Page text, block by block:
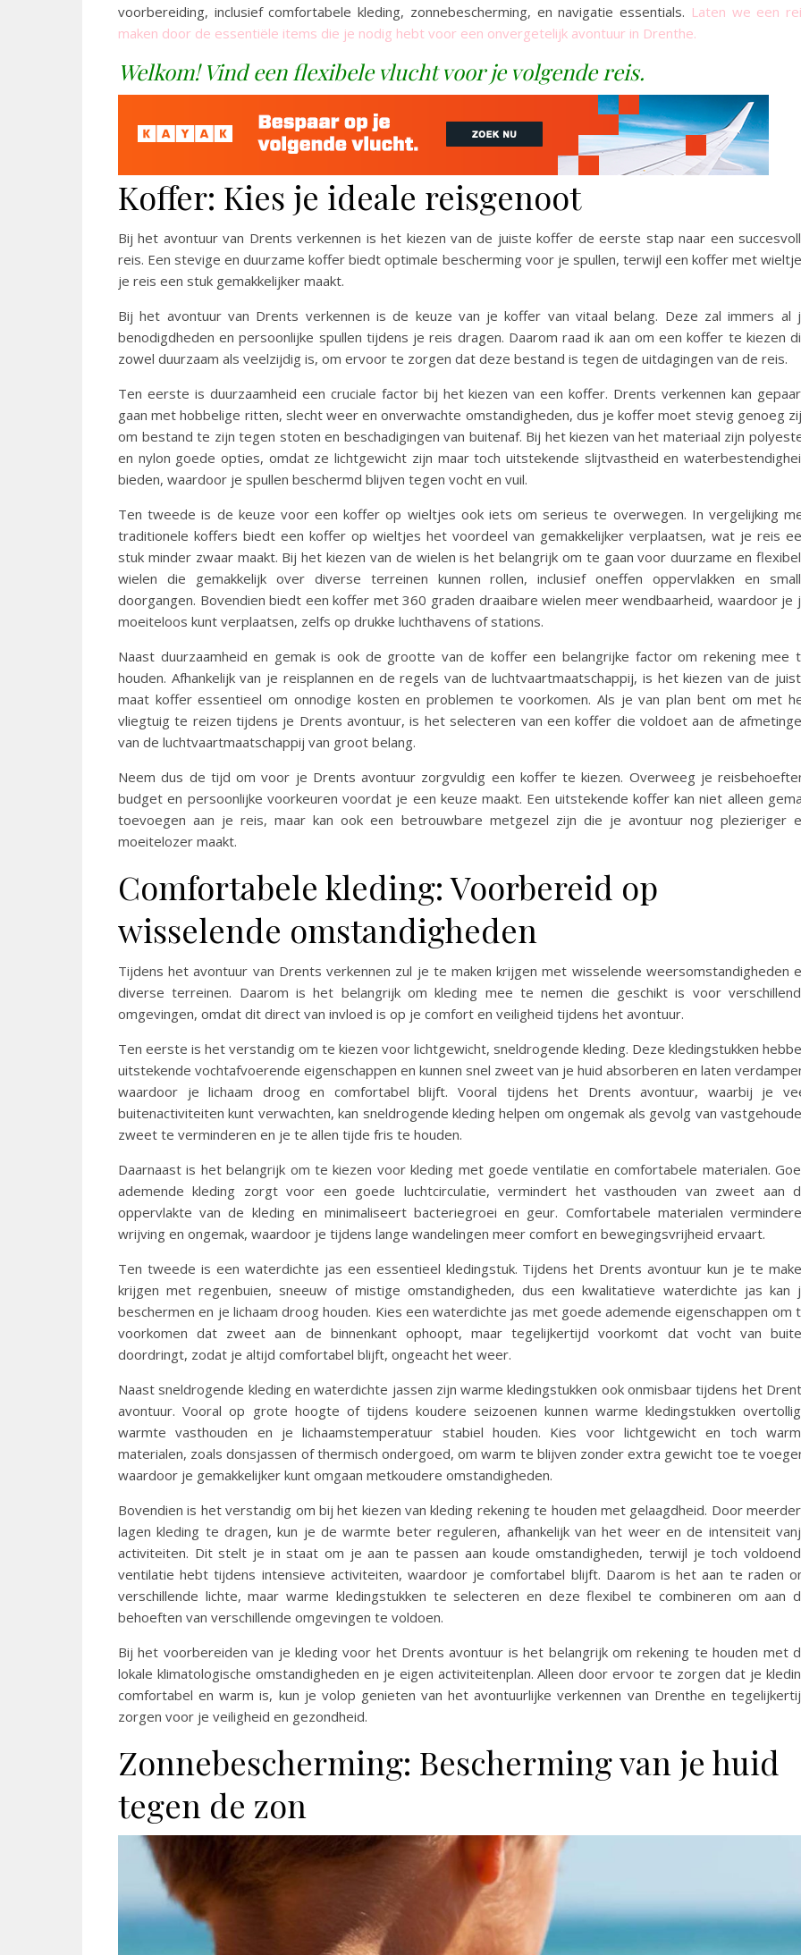
voorbereiding, inclusief comfortabele kleding, zonnebescherming, en navigatie essentials. Laten we een
maken door de essentiële items die je nodig hebt voor een onvergetelijk avontuur in Drenthe.
Welkom! Vind een flexibele vlucht voor je volgende reis.
Koffer: Kies je ideale reisgenoot
Bij het avontuur van Drents verkennen is het kiezen van de juiste koffer de eerste stap naar een
reis. Een stevige en duurzame koffer biedt optimale bescherming voor je spullen, terwijl een koffer met
je reis een stuk gemakkelijker maakt.
Bij het avontuur van Drents verkennen is de keuze van je koffer van vitaal belang. Deze zal immers al
benodigdheden en persoonlijke spullen tijdens je reis dragen. Daarom raad ik aan om een koffer te kiezen
zowel duurzaam als veelzijdig is, om ervoor te zorgen dat deze bestand is tegen de uitdagingen van de reis.
Ten eerste is duurzaamheid een cruciale factor bij het kiezen van een koffer. Drents verkennen kan
gaan met hobbelige ritten, slecht weer en onverwachte omstandigheden, dus je koffer moet stevig genoeg
om bestand te zijn tegen stoten en beschadigingen van buitenaf. Bij het kiezen van het materiaal zijn
en nylon goede opties, omdat ze lichtgewicht zijn maar toch uitstekende slijtvastheid en
bieden, waardoor je spullen beschermd blijven tegen vocht en vuil.
Ten tweede is de keuze voor een koffer op wieltjes ook iets om serieus te overwegen. In vergelijking
traditionele koffers biedt een koffer op wieltjes het voordeel van gemakkelijker verplaatsen, wat je reis
stuk minder zwaar maakt. Bij het kiezen van de wielen is het belangrijk om te gaan voor duurzame en
wielen die gemakkelijk over diverse terreinen kunnen rollen, inclusief oneffen oppervlakken en
doorgangen. Bovendien biedt een koffer met 360 graden draaibare wielen meer wendbaarheid, waardoor je
moeiteloos kunt verplaatsen, zelfs op drukke luchthavens of stations.
Naast duurzaamheid en gemak is ook de grootte van de koffer een belangrijke factor om rekening mee
houden. Afhankelijk van je reisplannen en de regels van de luchtvaartmaatschappij, is het kiezen van de
maat koffer essentieel om onnodige kosten en problemen te voorkomen. Als je van plan bent om met
vliegtuig te reizen tijdens je Drents avontuur, is het selecteren van een koffer die voldoet aan de
van de luchtvaartmaatschappij van groot belang.
Neem dus de tijd om voor je Drents avontuur zorgvuldig een koffer te kiezen. Overweeg je
budget en persoonlijke voorkeuren voordat je een keuze maakt. Een uitstekende koffer kan niet alleen
toevoegen aan je reis, maar kan ook een betrouwbare metgezel zijn die je avontuur nog plezieriger
moeitelozer maakt.
Comfortabele kleding: Voorbereid op
wisselende omstandigheden
Tijdens het avontuur van Drents verkennen zul je te maken krijgen met wisselende weersomstandigheden
diverse terreinen. Daarom is het belangrijk om kleding mee te nemen die geschikt is voor
omgevingen, omdat dit direct van invloed is op je comfort en veiligheid tijdens het avontuur.
Ten eerste is het verstandig om te kiezen voor lichtgewicht, sneldrogende kleding. Deze kledingstukken
uitstekende vochtafvoerende eigenschappen en kunnen snel zweet van je huid absorberen en laten
waardoor je lichaam droog en comfortabel blijft. Vooral tijdens het Drents avontuur, waarbij je
buitenactiviteiten kunt verwachten, kan sneldrogende kleding helpen om ongemak als gevolg van
zweet te verminderen en je te allen tijde fris te houden.
Daarnaast is het belangrijk om te kiezen voor kleding met goede ventilatie en comfortabele materialen.
ademende kleding zorgt voor een goede luchtcirculatie, vermindert het vasthouden van zweet aan
oppervlakte van de kleding en minimaliseert bacteriegroei en geur. Comfortabele materialen
wrijving en ongemak, waardoor je tijdens lange wandelingen meer comfort en bewegingsvrijheid ervaart.
Ten tweede is een waterdichte jas een essentieel kledingstuk. Tijdens het Drents avontuur kun je te
krijgen met regenbuien, sneeuw of mistige omstandigheden, dus een kwalitatieve waterdichte jas kan
beschermen en je lichaam droog houden. Kies een waterdichte jas met goede ademende eigenschappen om
voorkomen dat zweet aan de binnenkant ophoopt, maar tegelijkertijd voorkomt dat vocht van
doordringt, zodat je altijd comfortabel blijft, ongeacht het weer.
Naast sneldrogende kleding en waterdichte jassen zijn warme kledingstukken ook onmisbaar tijdens het
avontuur. Vooral op grote hoogte of tijdens koudere seizoenen kunnen warme kledingstukken
warmte vasthouden en je lichaamstemperatuur stabiel houden. Kies voor lichtgewicht en toch
materialen, zoals donsjassen of thermisch ondergoed, om warm te blijven zonder extra gewicht toe te
waardoor je gemakkelijker kunt omgaan metkoudere omstandigheden.
Bovendien is het verstandig om bij het kiezen van kleding rekening te houden met gelaagdheid. Door
lagen kleding te dragen, kun je de warmte beter reguleren, afhankelijk van het weer en de intensiteit
activiteiten. Dit stelt je in staat om je aan te passen aan koude omstandigheden, terwijl je toch
ventilatie hebt tijdens intensieve activiteiten, waardoor je comfortabel blijft. Daarom is het aan te raden
verschillende lichte, maar warme kledingstukken te selecteren en deze flexibel te combineren om aan
behoeften van verschillende omgevingen te voldoen.
Bij het voorbereiden van je kleding voor het Drents avontuur is het belangrijk om rekening te houden met
lokale klimatologische omstandigheden en je eigen activiteitenplan. Alleen door ervoor te zorgen dat je
comfortabel en warm is, kun je volop genieten van het avontuurlijke verkennen van Drenthe en
zorgen voor je veiligheid en gezondheid.
Zonnebescherming: Bescherming van je huid
tegen de zon